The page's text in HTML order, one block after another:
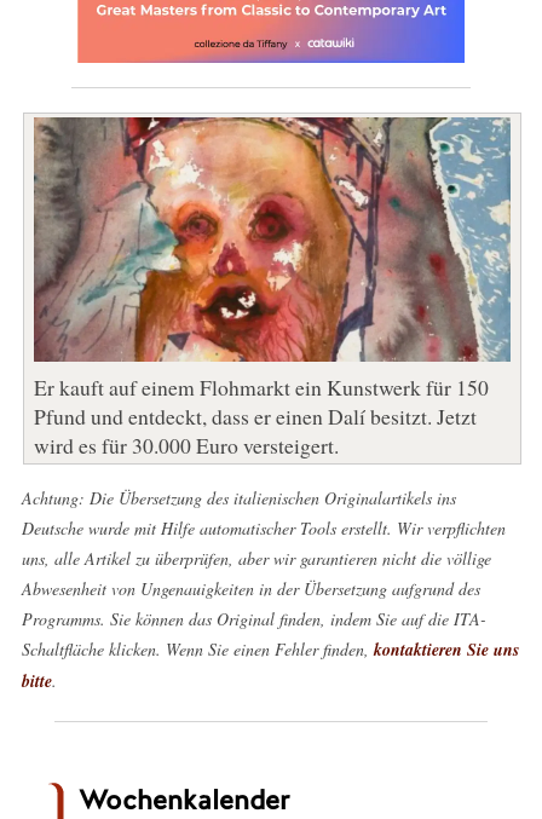
Er kauft auf einem Flohmarkt ein Kunstwerk für 150
Pfund und entdeckt, dass er einen Dalí besitzt. Jetzt
wird es für 30.000 Euro versteigert.
Achtung: Die Übersetzung des italienischen Originalartikels ins
Deutsche wurde mit Hilfe automatischer Tools erstellt. Wir verpflichten
uns, alle Artikel zu überprüfen, aber wir garantieren nicht die völlige
Abwesenheit von Ungenauigkeiten in der Übersetzung aufgrund des
Programms. Sie können das Original finden, indem Sie auf die ITA-
Schaltfläche klicken. Wenn Sie einen Fehler finden,kontaktieren Sie uns
bitte.
Wochenkalender